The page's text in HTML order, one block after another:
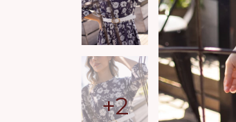
+2